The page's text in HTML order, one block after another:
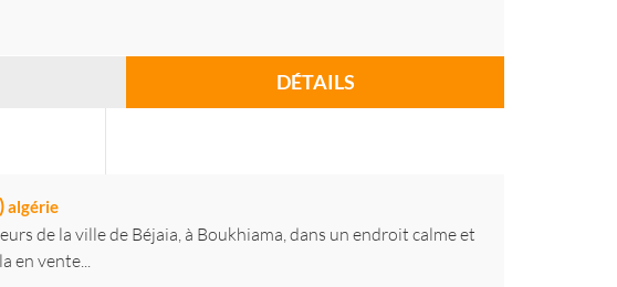
DÉTAILS
algérie
de la ville de Béjaia, à Boukhiama, dans un endroit calme et
en vente...